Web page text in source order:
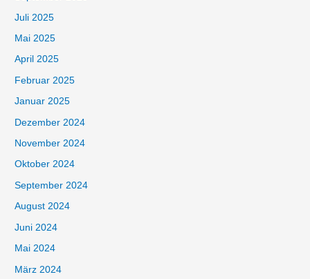
Juli 2025
Mai 2025
April 2025
Februar 2025
Januar 2025
Dezember 2024
November 2024
Oktober 2024
September 2024
August 2024
Juni 2024
Mai 2024
März 2024